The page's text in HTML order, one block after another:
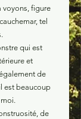
voyons, figure
tel
qui est
et
de
est beaucoup
de